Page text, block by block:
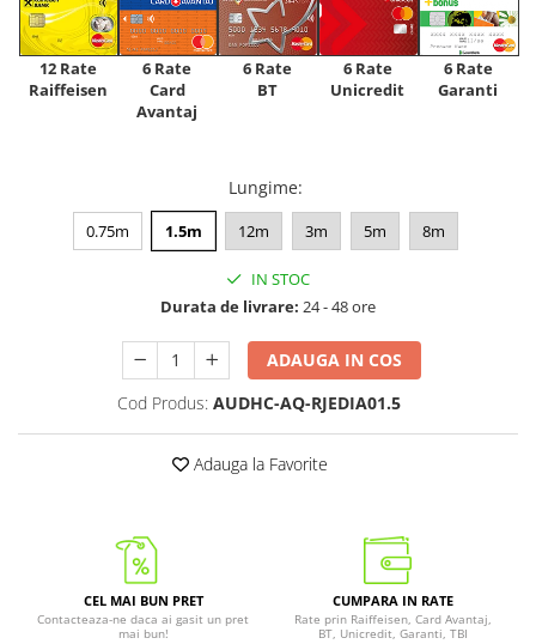
12 Rate
Raiffeisen
6 Rate
Card
Avantaj
6 Rate
BT
6 Rate
Unicredit
6 Rate
Garanti
Lungime:
0.75m 1.5m 12m 3m 5m 8m
IN STOC
Durata de livrare: 24 - 48 ore
ADAUGA IN COS
Cod Produs: AUDHC-AQ-RJEDIA01.5
Adauga la Favorite
CEL MAI BUN PRET
Contacteaza-ne daca ai gasit un pret
mai bun!
CUMPARA IN RATE
Rate prin Raiffeisen, Card Avantaj,
BT, Unicredit, Garanti, TBI